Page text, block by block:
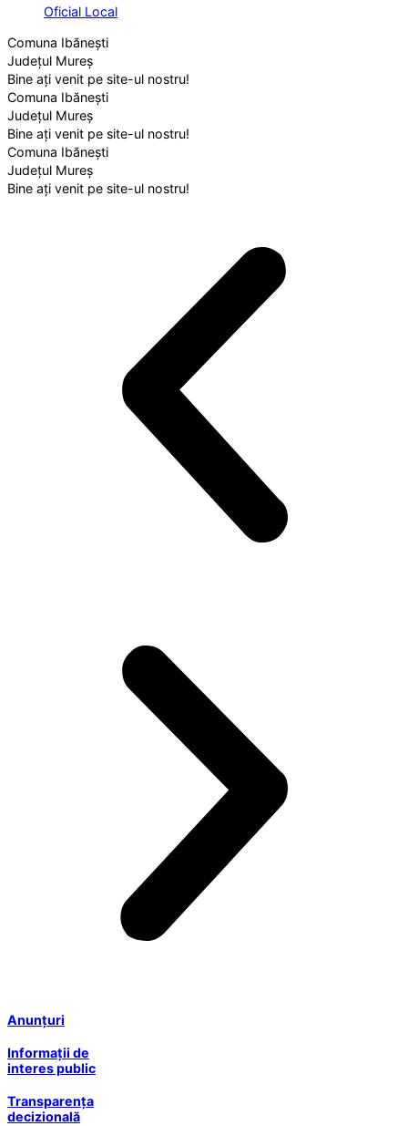
Oficial Local
Comuna Ibănești
Județul Mureș
Bine ați venit pe site-ul nostru!
Comuna Ibănești
Județul Mureș
Bine ați venit pe site-ul nostru!
Comuna Ibănești
Județul Mureș
Bine ați venit pe site-ul nostru!
Anunțuri
Informații de
interes public
Transparența
decizională